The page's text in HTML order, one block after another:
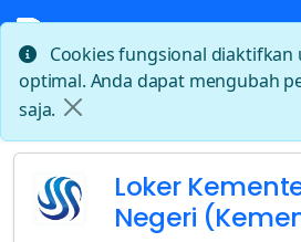
Beranda
Loker Kementerian Dalam
Loker
Negeri
Cookies fungsional
optimal. Anda dapat mengubah
saja.